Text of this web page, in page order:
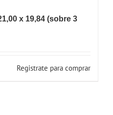
x 19,84 (sobre 3
Registrate para comprar